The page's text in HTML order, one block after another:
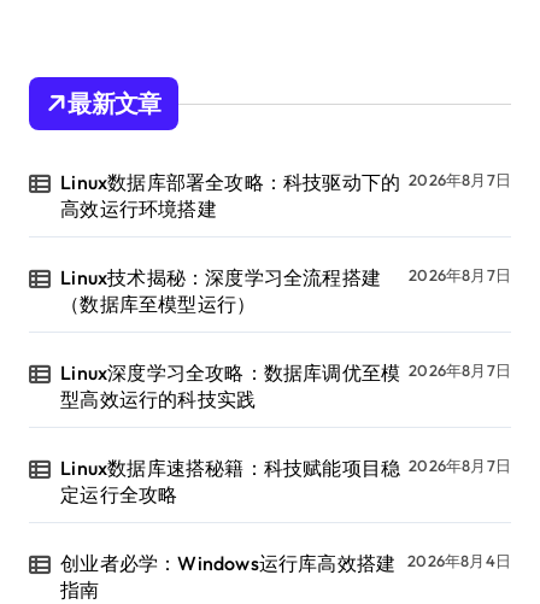
最新文章
Linux数据库部署全攻略：科技驱动下的
高效运行环境搭建
2026年8月7日
Linux技术揭秘：深度学习全流程搭建
（数据库至模型运行）
2026年8月7日
Linux深度学习全攻略：数据库调优至模
型高效运行的科技实践
2026年8月7日
Linux数据库速搭秘籍：科技赋能项目稳
定运行全攻略
2026年8月7日
创业者必学：Windows运行库高效搭建
指南
2026年8月4日